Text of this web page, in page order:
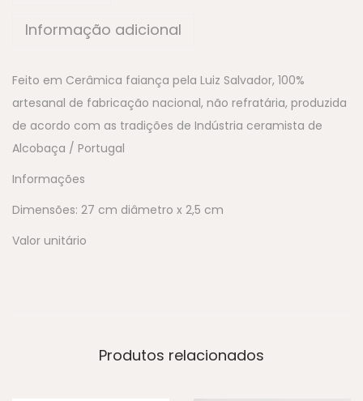
Informação adicional
Feito em Cerâmica faiança pela Luiz Salvador, 100%
artesanal de fabricação nacional, não refratária, produzida
de acordo com as tradições de Indústria ceramista de
Alcobaça / Portugal
Informações
Dimensões: 27 cm diâmetro x 2,5 cm
Valor unitário
Produtos relacionados